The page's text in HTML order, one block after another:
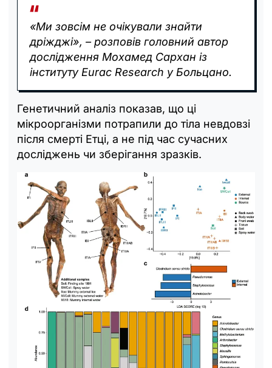
«Ми зовсім не очікували знайти
дріжджі», – розповів головний автор
дослідження Мохамед Сархан із
інституту Eurac Research у Больцано.
Генетичний аналіз показав, що ці
мікроорганізми потрапили до тіла невдовзі
після смерті Етці, а не під час сучасних
досліджень чи зберігання зразків.